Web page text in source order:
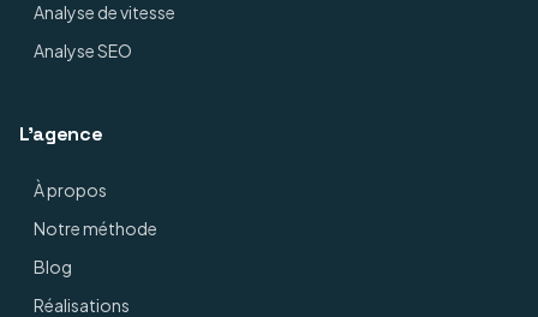
Analyse de vitesse
Analyse SEO
L'agence
À propos
Notre méthode
Blog
Réalisations